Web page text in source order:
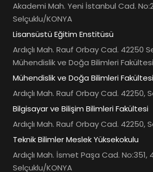
Akademi Mah. Yeni İstanbul Cad.
Selçuklu/KONYA
Lisansüstü Eğitim Enstitüsü
Ardıçlı Mah. Rauf Orbay Cad. 42250
Mühendislik ve Doğa Bilimleri Fakültesi
Mühendislik ve Doğa Bilimleri Fakültesi
Ardıçlı Mah. Rauf Orbay Cad. 42250,
Bilgisayar ve Bilişim Bilimleri Fakültesi
Ardıçlı Mah. Rauf Orbay Cad. 42250,
Teknik Bilimler Meslek Yüksekokulu
Ardıçlı Mah. İsmet Paşa Cad. No:351,
Selçuklu/KONYA